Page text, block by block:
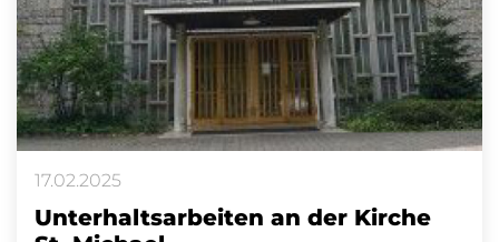
17.02.2025
Unterhaltsarbeiten an der Kirche